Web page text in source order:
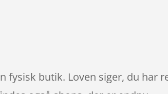
fysisk butik. Loven siger, du har